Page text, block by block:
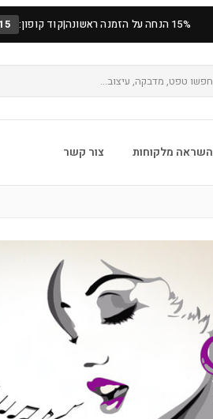
15% הנחה על הזמנה ראשונה |קוד קופון:
השראה מלקוחות צור קשר